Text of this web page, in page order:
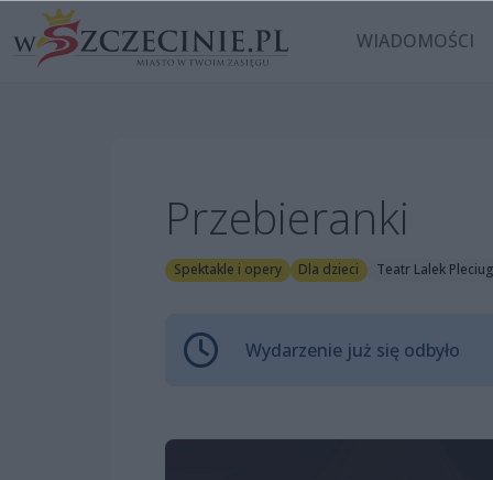
WIADOMOŚCI
Przebieranki
Spektakle i opery Dla dzieci Teatr Lalek
Wydarzenie już się odbyło